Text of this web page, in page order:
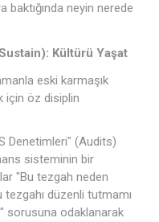
neyin nerede
Kültürü Yaşat
eski karmaşık
için öz disiplin
Denetimleri" (Audits)
sisteminin bir
"Bu tezgah neden
tezgahı düzenli tutmamı
sorusuna odaklanarak